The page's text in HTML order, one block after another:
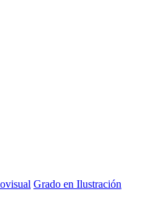
Grado en Ilustración